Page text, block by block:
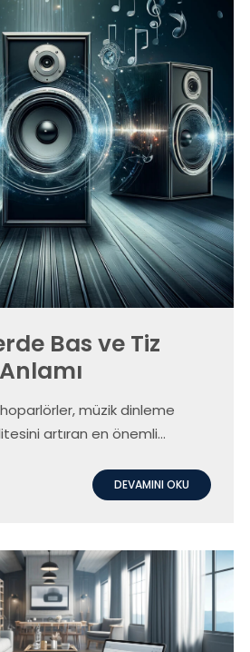
Bas ve Tiz
müzik dinleme
artıran en önemli
değerlendirirken göz
gereken temel
Blaupunkt ve Nautica
ses teknolojilerini ve bu
nasıl katkıda
DEVAMINI OKU